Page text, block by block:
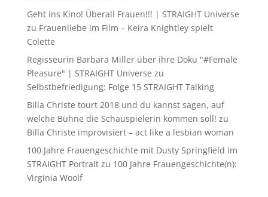
Geht ins Kino! Überall Frauen!!! | STRAIGHT Universe
zu Frauenliebe im Film – Keira Knightley spielt
Colette
Regisseurin Barbara Miller über ihre Doku "#Female
Pleasure" | STRAIGHT Universe zu
Selbstbefriedigung: Folge 15 STRAIGHT Talking
Billa Christe tourt 2018 und du kannst sagen, auf
welche Bühne die Schauspielerin kommen soll! zu
Billa Christe improvisiert – act like a lesbian woman
100 Jahre Frauengeschichte mit Dusty Springfield im
STRAIGHT Portraitzu 100 Jahre Frauengeschichte(n):
Virginia Woolf